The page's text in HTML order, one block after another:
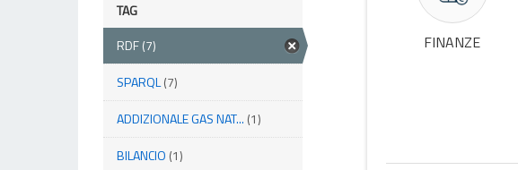
TAG
RDF(7)
SPARQL(7)
ADDIZIONALE GAS NAT... (1)
BILANCIO (1)
FINANZE